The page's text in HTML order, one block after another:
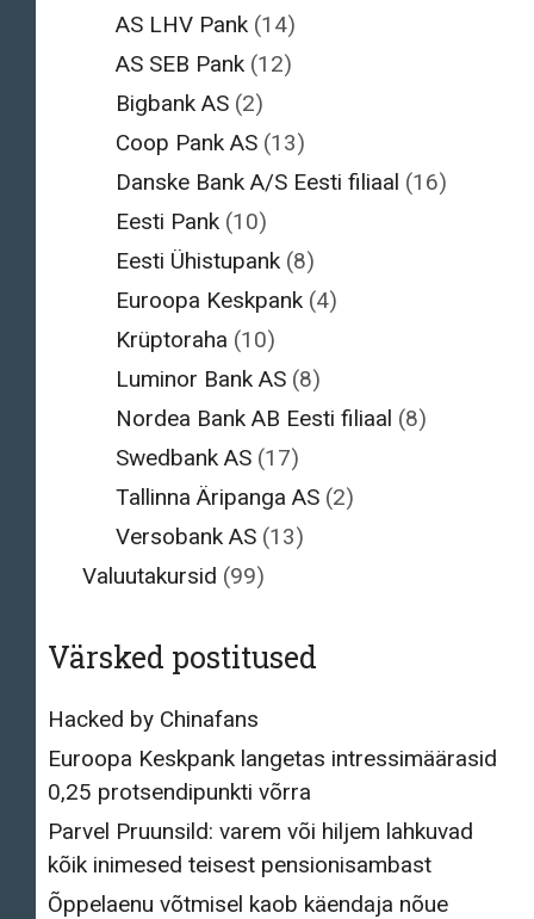
AS LHV Pank (14)
AS SEB Pank (12)
Bigbank AS (2)
Coop Pank AS (13)
Danske Bank A/S Eesti filiaal (16)
Eesti Pank (10)
Eesti Ühistupank (8)
Euroopa Keskpank (4)
Krüptoraha (10)
Luminor Bank AS (8)
Nordea Bank AB Eesti filiaal (8)
Swedbank AS (17)
Tallinna Äripanga AS (2)
Versobank AS (13)
Valuutakursid (99)
Värsked postitused
Hacked by Chinafans
Euroopa Keskpank langetas intressimäärasid
0,25 protsendipunkti võrra
Parvel Pruunsild: varem või hiljem lahkuvad
kõik inimesed teisest pensionisambast
Õppelaenu võtmisel kaob käendaja nõue